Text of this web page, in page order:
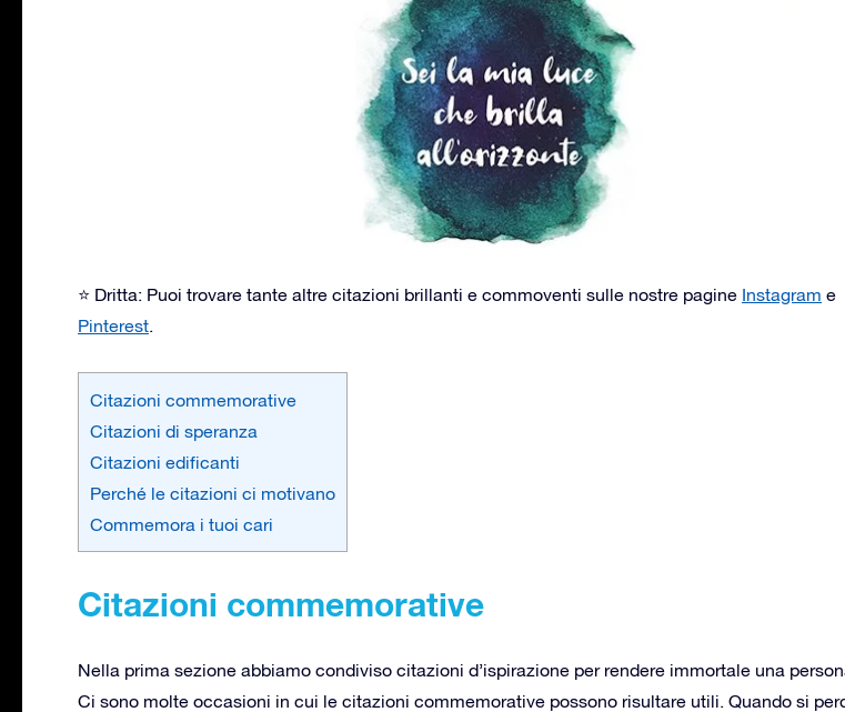
⭐ Dritta: Puoi trovare tante altre citazioni brillanti e commoventi sulle nostre pagine Instagram e
Pinterest.
Citazioni commemorative
Citazioni di speranza
Citazioni edificanti
Perché le citazioni ci motivano
Commemora i tuoi cari
Citazioni commemorative
Nella prima sezione abbiamo condiviso citazioni d’ispirazione per rendere immortale una
Ci sono molte occasioni in cui le citazioni commemorative possono risultare utili. Quando si